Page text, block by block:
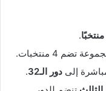
.
تضم 4 منتخبات.
إلى دور الـ32
.